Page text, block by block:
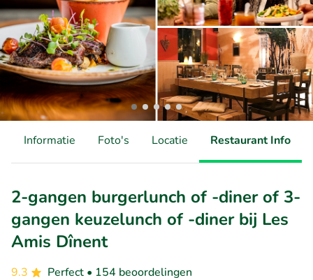
Informatie Foto's Locatie Restaurant Info
2-gangen burgerlunch of -diner of 3-
gangen keuzelunch of -diner bij Les
Amis Dînent
9.3 Perfect • 154 beoordelingen